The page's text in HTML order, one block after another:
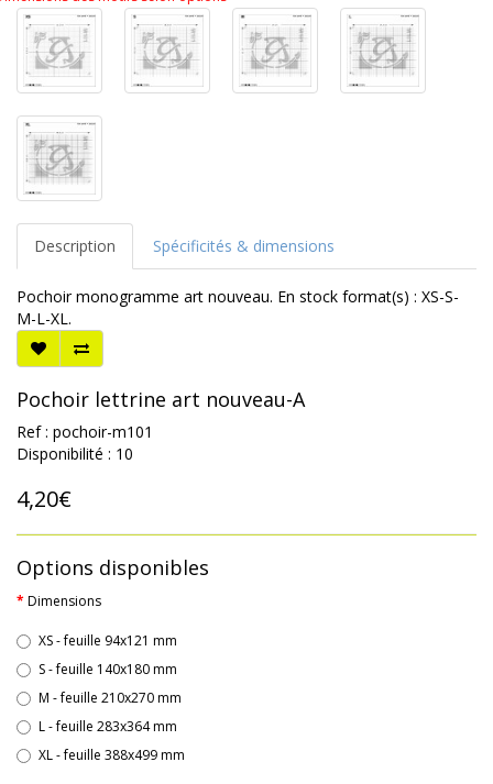
Description Spécificités & dimensions
Pochoir monogramme art nouveau. En stock format(s) : XS-S-
M-L-XL.
Pochoir lettrine art nouveau-A
Ref : pochoir-m101
Disponibilité : 10
4,20€
Options disponibles
Dimensions
XS - feuille 94x121 mm
S - feuille 140x180 mm
M - feuille 210x270 mm
L - feuille 283x364 mm
XL - feuille 388x499 mm